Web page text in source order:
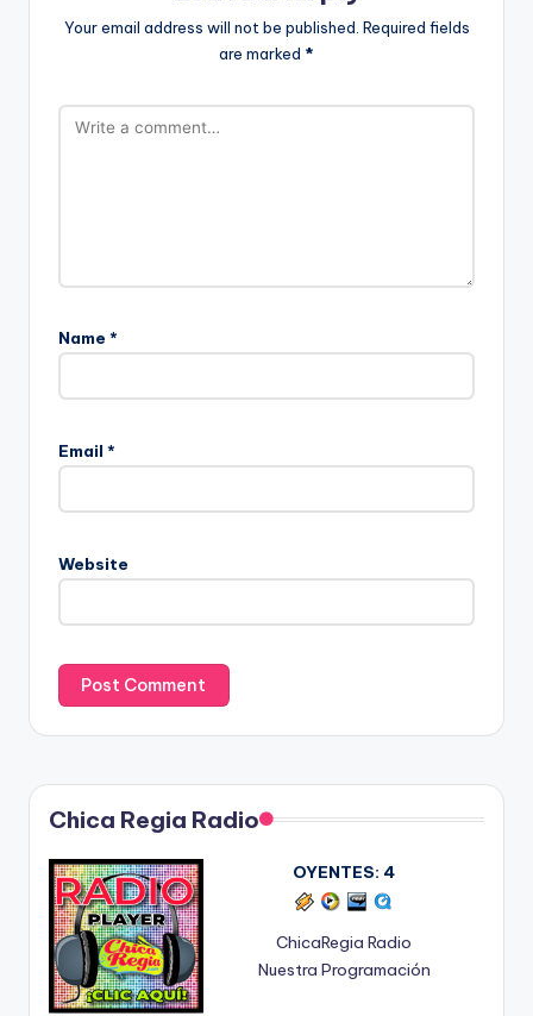
Your email address will not be published. Required fields
are marked *
Name *
Email *
Website
Chica Regia Radio
OYENTES: 4
ChicaRegia Radio
Nuestra Programación